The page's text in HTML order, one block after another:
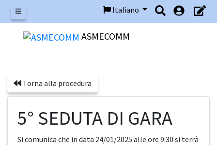
Menu
Italiano
ASMECOMM
Torna alla procedura
5° SEDUTA DI GARA
Si comunica che in data 24/01/2025 alle ore 9:30 si terrà